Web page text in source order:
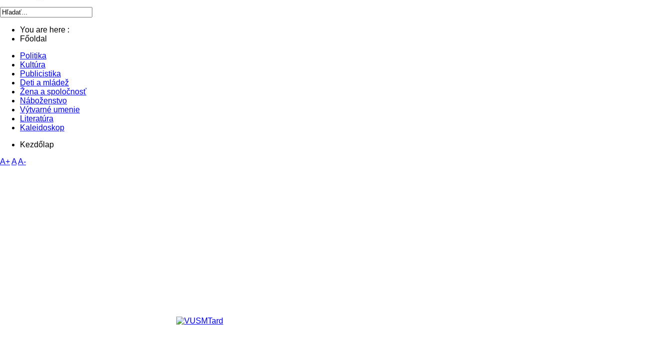
You are here :
Főoldal
Politika
Kultúra
Publicistika
Deti a mládež
Žena a spoločnosť
Náboženstvo
Výtvarné umenie
Literatúra
Kaleidoskop
Kezdőlap
A+AA-